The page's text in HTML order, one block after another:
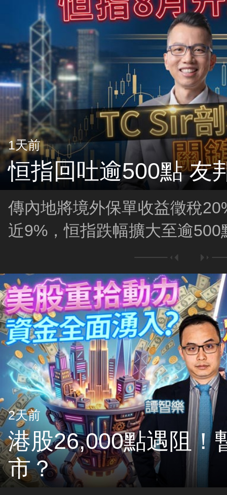
1天前
恒指回吐逾500點 友
傳內地將境外保單收益徵稅
近9%，恒指跌幅擴大至逾
市走勢？恒指上26,000有阻
買？聯儲局放鷹 美股插水！
2天前
港股26,000點遇阻！
市？